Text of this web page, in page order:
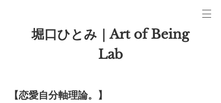
堀口ひとみ｜Art of Being
Lab
【恋愛自分軸理論。】